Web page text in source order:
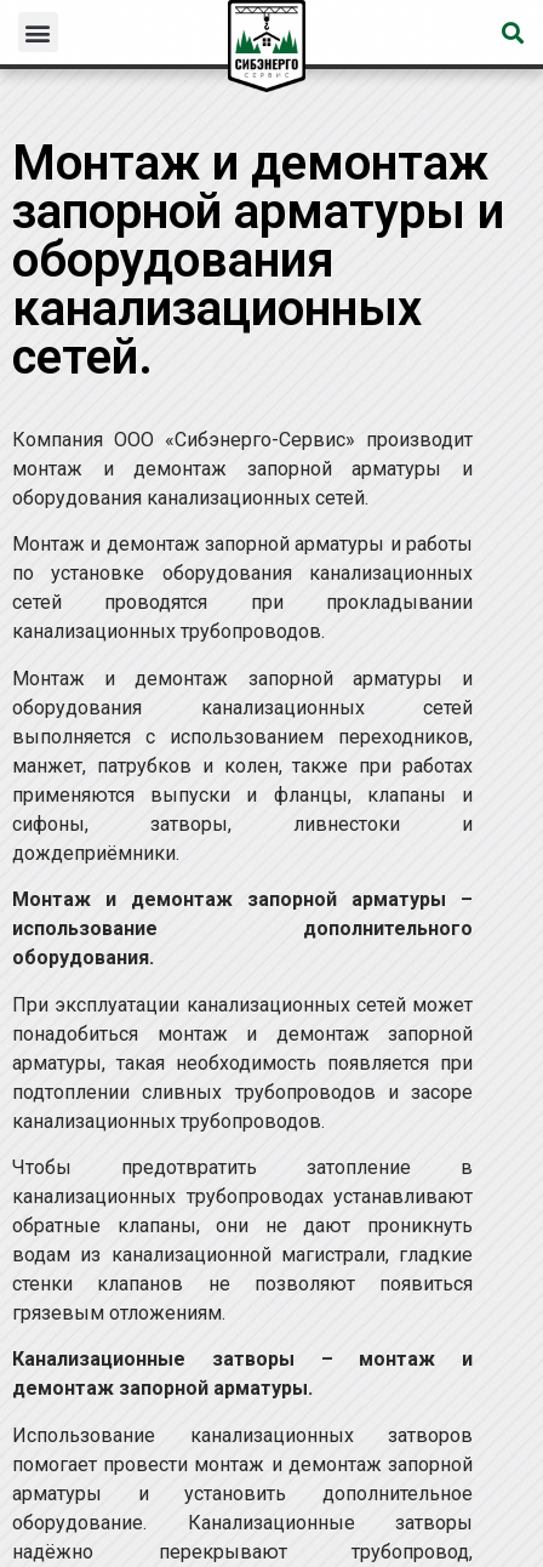
Монтаж и демонтаж
запорной арматуры и
оборудования
канализационных
сетей.
Компания ООО «Сибэнерго-Сервис» производит
монтаж и демонтаж запорной арматуры и
оборудования канализационных сетей.
Монтаж и демонтаж запорной арматуры и работы
по установке оборудования канализационных
сетей проводятся при прокладывании
канализационных трубопроводов.
Монтаж и демонтаж запорной арматуры и
оборудования канализационных сетей
выполняется с использованием переходников,
манжет, патрубков и колен, также при работах
применяются выпуски и фланцы, клапаны и
сифоны, затворы, ливнестоки и
дождеприёмники.
Монтаж и демонтаж запорной арматуры –
использование дополнительного
оборудования.
При эксплуатации канализационных сетей может
понадобиться монтаж и демонтаж запорной
арматуры, такая необходимость появляется при
подтоплении сливных трубопроводов и засоре
канализационных трубопроводов.
Чтобы предотвратить затопление в
канализационных трубопроводах устанавливают
обратные клапаны, они не дают проникнуть
водам из канализационной магистрали, гладкие
стенки клапанов не позволяют появиться
грязевым отложениям.
Канализационные затворы – монтаж и
демонтаж запорной арматуры.
Использование канализационных затворов
помогает провести монтаж и демонтаж запорной
арматуры и установить дополнительное
оборудование. Канализационные затворы
надёжно перекрывают трубопровод,